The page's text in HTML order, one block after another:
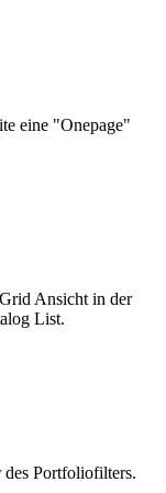
eine "Onepage"
Ansicht in der
List.
des Portfoliofilters.